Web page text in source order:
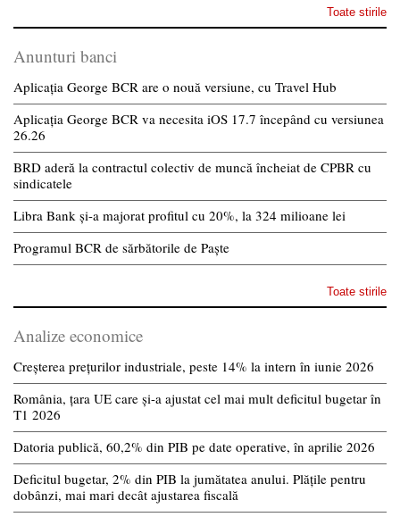
Toate stirile
Anunturi banci
Aplicația George BCR are o nouă versiune, cu Travel Hub
Aplicația George BCR va necesita iOS 17.7 începând cu versiunea
26.26
BRD aderă la contractul colectiv de muncă încheiat de CPBR cu
sindicatele
Libra Bank și-a majorat profitul cu 20%, la 324 milioane lei
Programul BCR de sărbătorile de Paște
Toate stirile
Analize economice
Creșterea prețurilor industriale, peste 14% la intern în iunie 2026
România, țara UE care și-a ajustat cel mai mult deficitul bugetar în
T1 2026
Datoria publică, 60,2% din PIB pe date operative, în aprilie 2026
Deficitul bugetar, 2% din PIB la jumătatea anului. Plățile pentru
dobânzi, mai mari decât ajustarea fiscală